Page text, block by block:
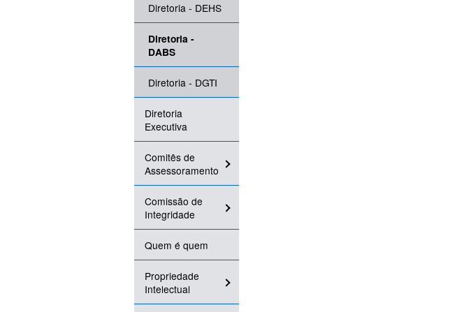
Diretoria - DEHS
Diretoria -
DABS
Diretoria - DGTI
Diretoria
Executiva
Comitês de
Assessoramento
Comissão de
Integridade
Quem é quem
Propriedade
Intelectual